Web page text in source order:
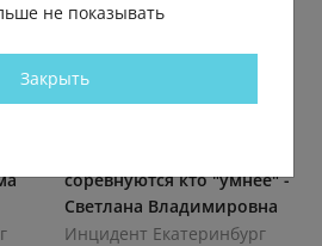
Какие злые люди стали!
соревнуются кто "умнее" -
Светлана Владимировна
Инцидент Екатеринбург
не показывать
Закрыть